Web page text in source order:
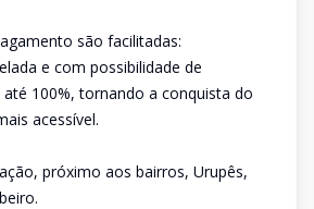
são facilitadas:
e com possibilidade de
100%, tornando a conquista do
acessível.
próximo aos bairros, Urupês,